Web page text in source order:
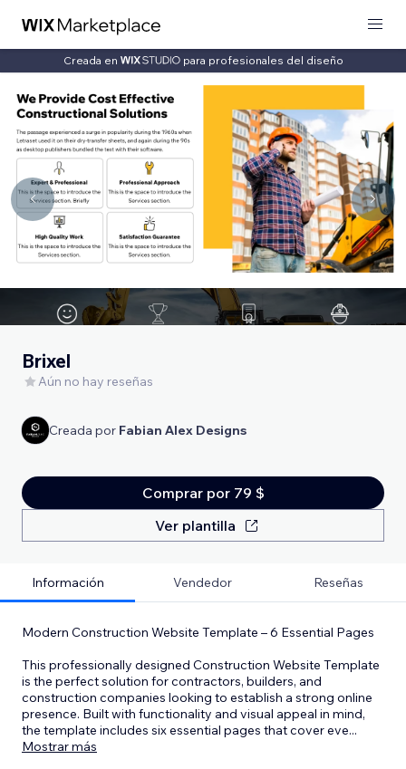
Creada en para profesionales del diseño
Brixel
Aún no hay reseñas
Creada por Fabian Alex Designs
Comprar por 79 $
Ver plantilla
Información Vendedor Reseñas
Modern Construction Website Template – 6 Essential Pages
This professionally designed Construction Website Template
is the perfect solution for contractors, builders, and
construction companies looking to establish a strong online
presence. Built with functionality and visual appeal in mind,
the template includes six essential pages that cover eve...
Mostrar más